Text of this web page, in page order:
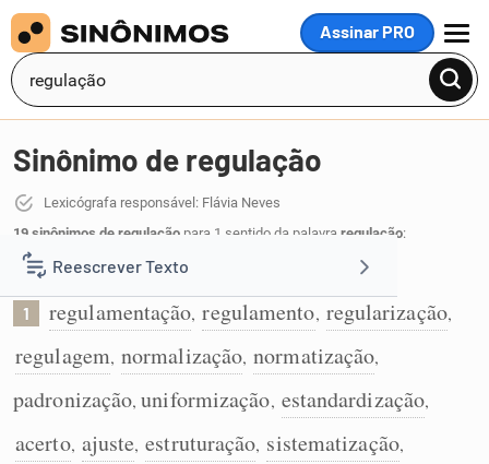
Assinar PRO
MENU
Reescrever Texto
Resumir Texto
Corrigir Texto
Detector de IA
Sinônimo de regulação
Lexicógrafa responsável: Flávia Neves
19 sinônimos de regulação para 1 sentido da palavra regulação:
Ato de estabelecer regras:
1 regulamentação, regulamento, regularização,
regulagem, normalização, normatização,
padronização,uniformização, estandardização,
acerto, ajuste, estruturação, sistematização,